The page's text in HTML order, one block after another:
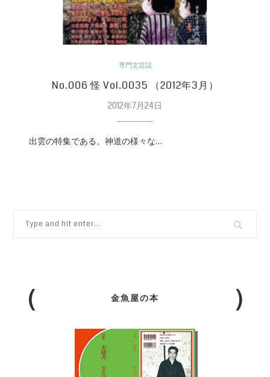
専門文芸誌
No.006 怪 Vol.0035 （2012年3月）
2012年7月24日
出雲の特集である。神道の様々な…
金魚屋の本